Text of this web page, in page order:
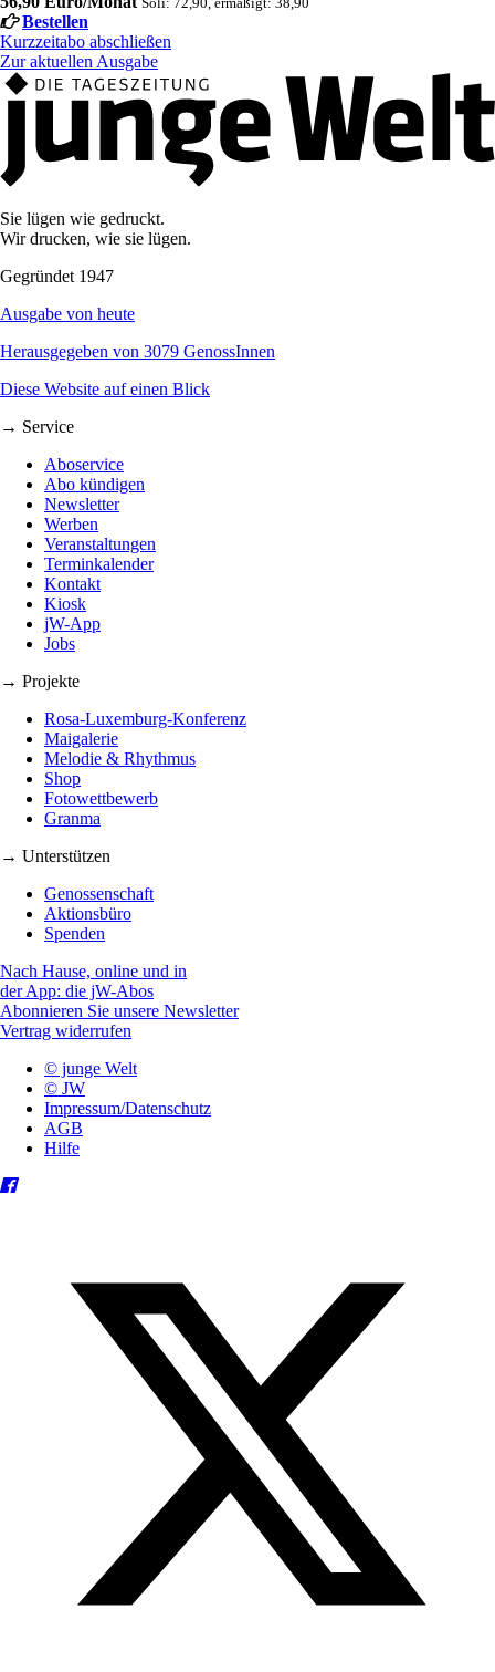
Bestellen
Kurzzeitabo abschließen
Zur aktuellen Ausgabe
Sie lügen wie gedruckt.
Wir drucken, wie sie lügen.
Gegründet 1947
Ausgabe von heute
Herausgegeben von 3079 GenossInnen
Diese Website auf einen Blick
→ Service
Aboservice
Abo kündigen
Newsletter
Werben
Veranstaltungen
Terminkalender
Kontakt
Kiosk
jW-App
Jobs
→ Projekte
Rosa-Luxemburg-Konferenz
Maigalerie
Melodie & Rhythmus
Shop
Fotowettbewerb
Granma
→ Unterstützen
Genossenschaft
Aktionsbüro
Spenden
Nach Hause, online und in
der App: die jW-Abos
Abonnieren Sie unsere Newsletter
Vertrag widerrufen
© junge Welt
© JW
Impressum/Datenschutz
AGB
Hilfe